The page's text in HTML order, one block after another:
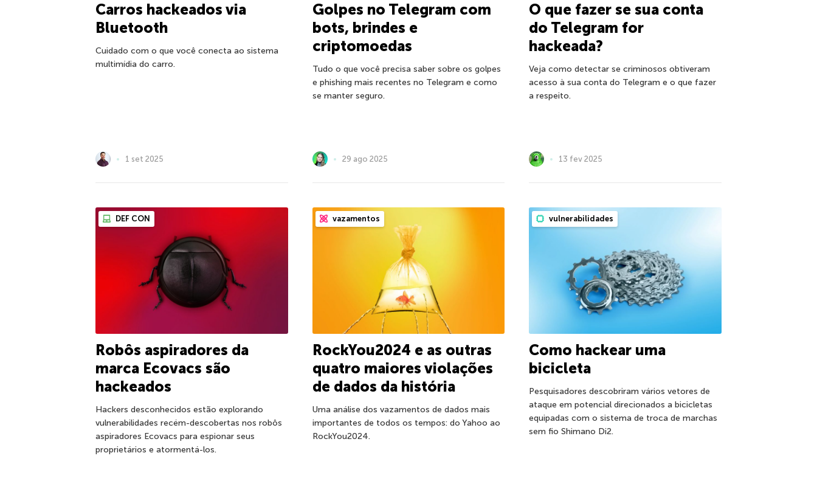
Carros hackeados via
Bluetooth
Cuidado com o que você conecta ao sistema
multimídia do carro.
1 set 2025
Golpes no Telegram com
bots, brindes e
criptomoedas
Tudo o que você precisa saber sobre os golpes
e phishing mais recentes no Telegram e como
se manter seguro.
29 ago 2025
O que fazer se sua conta
do Telegram for
hackeada?
Veja como detectar se criminosos obtiveram
acesso à sua conta do Telegram e o que fazer
a respeito.
13 fev 2025
DEF CON
Robôs aspiradores da
marca Ecovacs são
hackeados
Hackers desconhecidos estão explorando
vulnerabilidades recém-descobertas nos robôs
aspiradores Ecovacs para espionar seus
proprietários e atormentá-los.
vazamentos
RockYou2024 e as outras
quatro maiores violações
de dados da história
Uma análise dos vazamentos de dados mais
importantes de todos os tempos: do Yahoo ao
RockYou2024.
vulnerabilidades
Como hackear uma
bicicleta
Pesquisadores descobriram vários vetores de
ataque em potencial direcionados a bicicletas
equipadas com o sistema de troca de marchas
sem fio Shimano Di2.